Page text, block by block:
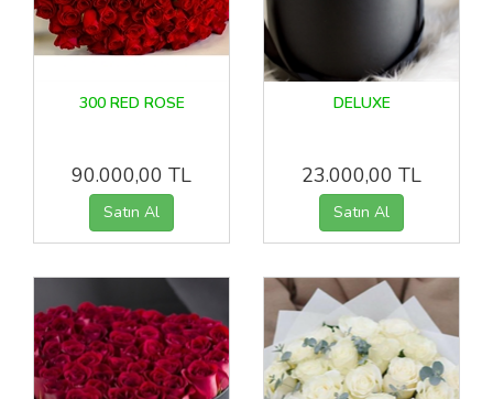
300 RED ROSE
90.000,00 TL
DELUXE
23.000,00 TL